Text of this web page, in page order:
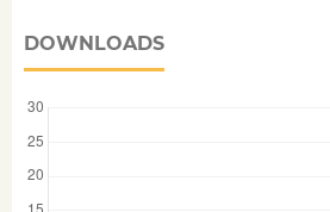
DOWNLOADS